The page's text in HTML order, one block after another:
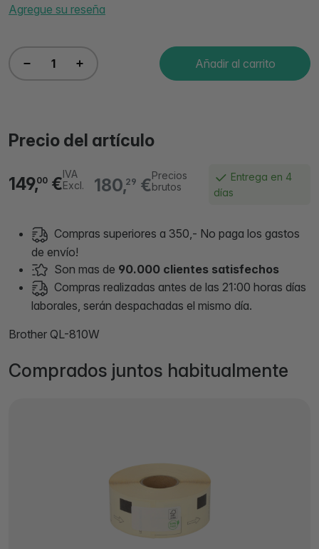
Agregue su reseña
Añadir al carrito
Precio del artículo
180,29 €Precios
brutos
149,00 €IVA
Excl.
Entrega en 4
días
Compras superiores a 350,- No paga los gastos
de envío!
Son mas de 90.000 clientes satisfechos
Compras realizadas antes de las 21:00 horas días
laborales, serán despachadas el mismo día.
Brother QL-810W
Comprados juntos habitualmente